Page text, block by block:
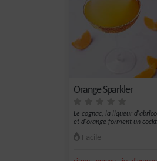
Orange Sparkler
Le cognac, la liqueur
et d'orange forment un
Facile